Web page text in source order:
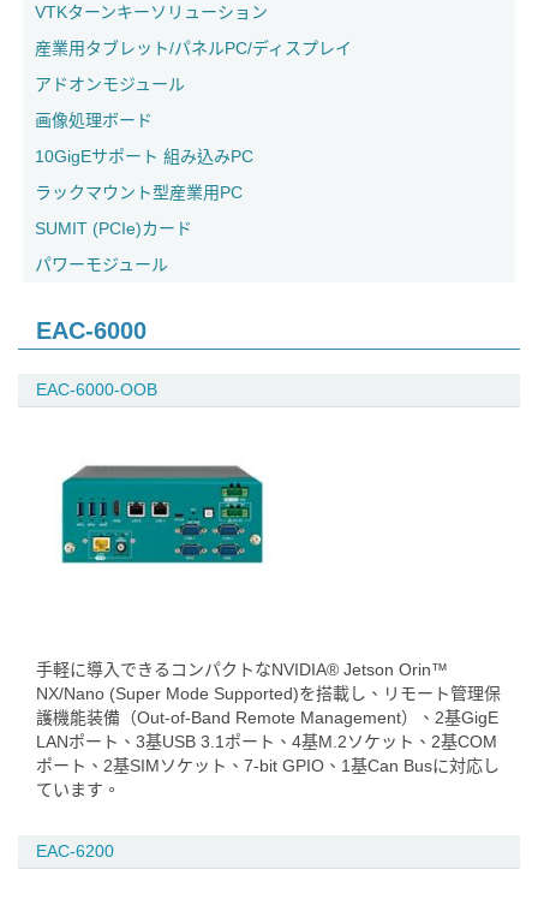
VTKターンキーソリューション
産業用タブレット/パネルPC/ディスプレイ
アドオンモジュール
画像処理ボード
10GigEサポート 組み込みPC
ラックマウント型産業用PC
SUMIT (PCIe)カード
パワーモジュール
EAC-6000
EAC-6000-OOB
手軽に導入できるコンパクトなNVIDIA® Jetson Orin™
NX/Nano (Super Mode Supported)を搭載し、リモート管理保
護機能装備（Out-of-Band Remote Management）、2基GigE
LANポート、3基USB 3.1ポート、4基M.2ソケット、2基COM
ポート、2基SIMソケット、7-bit GPIO、1基Can Busに対応し
ています。
EAC-6200